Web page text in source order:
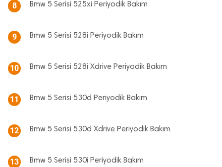
8 Bmw 5 Serisi 525xi Periyodik Bakım
9 Bmw 5 Serisi 528i Periyodik Bakım
10 Bmw 5 Serisi 528i Xdrive Periyodik Bakım
11 Bmw 5 Serisi 530d Periyodik Bakım
12 Bmw 5 Serisi 530d Xdrive Periyodik Bakım
13 Bmw 5 Serisi 530i Periyodik Bakım